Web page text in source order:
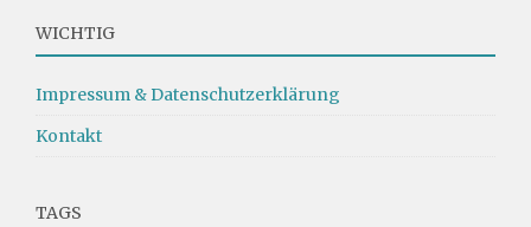
WICHTIG
Impressum & Datenschutzerklärung
Kontakt
TAGS